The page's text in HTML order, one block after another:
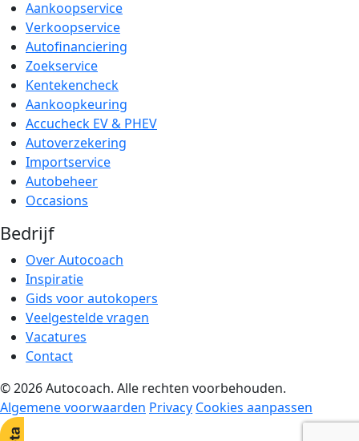
Aankoopservice
Verkoopservice
Autofinanciering
Zoekservice
Kentekencheck
Aankoopkeuring
Accucheck EV & PHEV
Autoverzekering
Importservice
Autobeheer
Occasions
Bedrijf
Over Autocoach
Inspiratie
Gids voor autokopers
Veelgestelde vragen
Vacatures
Contact
© 2026 Autocoach. Alle rechten voorbehouden.
Algemene voorwaarden Privacy Cookies aanpassen